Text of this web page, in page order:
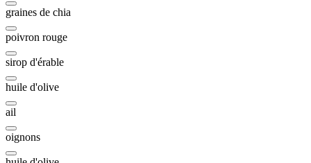
graines de chia
poivron rouge
sirop d'érable
huile d'olive
ail
oignons